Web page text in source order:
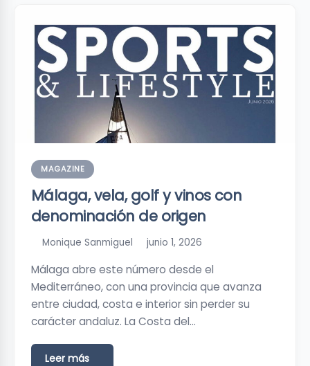
MAGAZINE
Málaga, vela, golf y vinos con
denominación de origen
Monique Sanmiguel junio 1, 2026
Málaga abre este número desde el
Mediterráneo, con una provincia que avanza
entre ciudad, costa e interior sin perder su
carácter andaluz. La Costa del…
Leer más